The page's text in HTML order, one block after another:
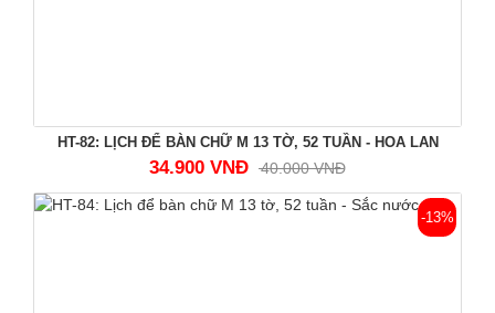
HT-82: LỊCH ĐỂ BÀN CHỮ M 13 TỜ, 52 TUẦN - HOA LAN
34.900 VNĐ 40.000 VNĐ
-13%